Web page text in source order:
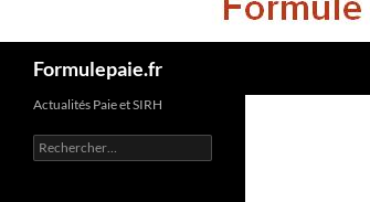
Formulepaie.fr
Actualités Paie et SIRH
Rechercher :